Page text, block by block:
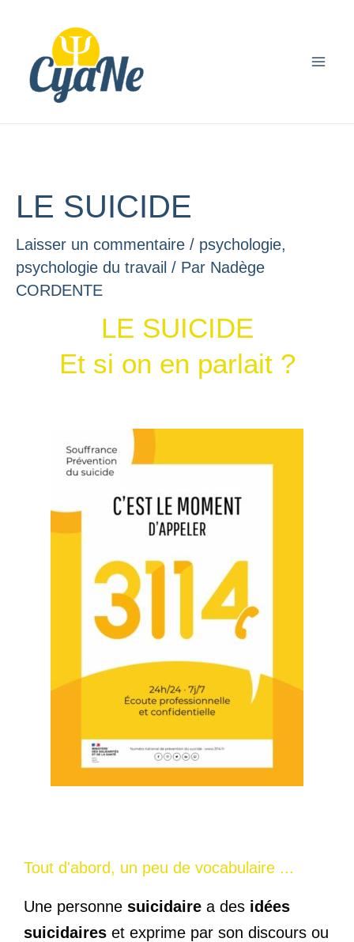
contenu
LE SUICIDE
Laisser un commentaire / psychologie,
psychologie du travail / Par Nadège
CORDENTE
LE SUICIDE
Et si on en parlait ?
Tout d'abord, un peu de vocabulaire ...
Une personne suicidaire a des idées
suicidaires et exprime par son discours ou